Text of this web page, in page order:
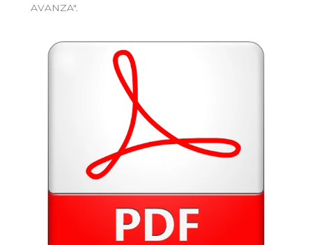
AVANZA".